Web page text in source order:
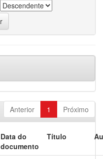
Anterior 1 Próximo
Data do
documento
Título